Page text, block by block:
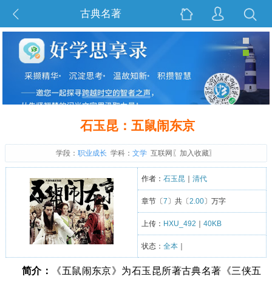
古典名著
石玉昆：五鼠闹东京
学段： 职业成长 学科： 文学互联网〖 加入收藏〗
作者： 石玉昆 清代
章节〔7 〕共〔2.00〕万字
上传： HXU_492 40KB
状态： 全本
简介：
《五鼠闹东京》为石玉昆所著古典名著《三侠五